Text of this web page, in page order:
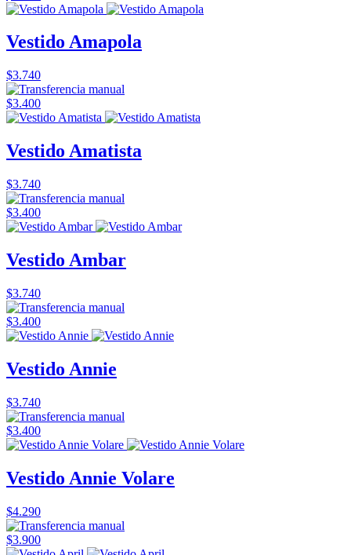
Vestido Amapola
$3.740
$3.400
Vestido Amatista
$3.740
$3.400
Vestido Ambar
$3.740
$3.400
Vestido Annie
$3.740
$3.400
Vestido Annie Volare
$4.290
$3.900